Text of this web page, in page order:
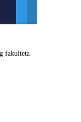
fakulteta